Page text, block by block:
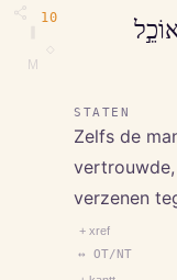
M
10
STATEN
Zelfs de
verzenen
+ xref
↔ OT/NT